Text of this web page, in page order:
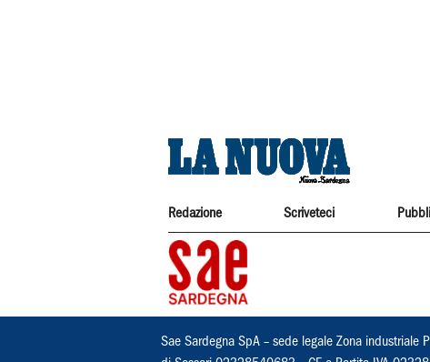
Redazione Scriveteci
Sae Sardegna SpA – sede legale Zona